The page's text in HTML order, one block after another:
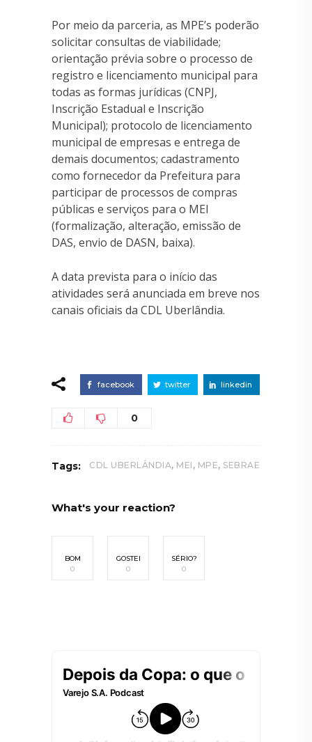
Por meio da parceria, as MPE’s poderão
solicitar consultas de viabilidade;
orientação prévia sobre o processo de
registro e licenciamento municipal para
todas as formas jurídicas (CNPJ,
Inscrição Estadual e Inscrição
Municipal); protocolo de licenciamento
municipal de empresas e entrega de
demais documentos; cadastramento
como fornecedor da Prefeitura para
participar de processos de compras
públicas e serviços para o MEI
(formalização, alteração, emissão de
DAS, envio de DASN, baixa).
A data prevista para o início das
atividades será anunciada em breve nos
canais oficiais da CDL Uberlândia.
facebook twitter linkedin
0
Tags: CDL UBERLÂNDIA, MEI , MPE, SEBRAE
What's your reaction?
BOM
0
GOSTEI
0
SÉRIO?
0